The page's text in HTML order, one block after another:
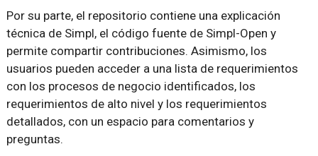
Por su parte, el repositorio contiene una explicación
técnica de Simpl, el código fuente de Simpl-Open y
permite compartir contribuciones. Asimismo, los
usuarios pueden acceder a una lista de requerimientos
con los procesos de negocio identificados, los
requerimientos de alto nivel y los requerimientos
detallados, con un espacio para comentarios y
preguntas.